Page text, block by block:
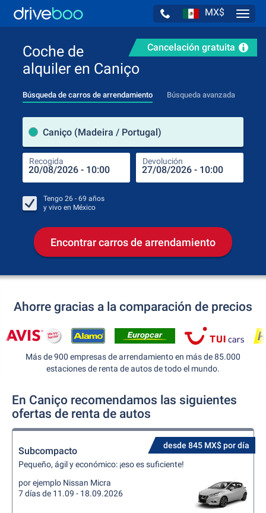
MX$
Cancelación gratuita
Coche de
alquiler en Caniço
Búsqueda de carros de arrendamiento Búsqueda avanzada
Caniço (Madeira / Portugal)
Recogida Devolución
Tengo 26 - 69 años
y vivo en México
Encontrar carros de arrendamiento
Ahorre gracias a la comparación de precios
Más de 900 empresas de arrendamiento en más de 85.000
estaciones de renta de autos de todo el mundo.
En Caniço recomendamos las siguientes
ofertas de renta de autos
desde 845 MX$ por día
Subcompacto
Pequeño, ágil y económico: ¡eso es suficiente!
por ejemplo Nissan Micra
7 días de 11.09 - 18.09.2026